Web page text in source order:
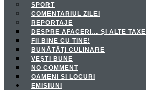
SPORT
COMENTARIUL ZILEI
REPORTAJE
DESPRE AFACERI… ȘI ALTE TAXE
FII BINE CU TINE!
BUNĂTĂȚI CULINARE
VEȘTI BUNE
NO COMMENT
OAMENI SI LOCURI
EMISIUNI